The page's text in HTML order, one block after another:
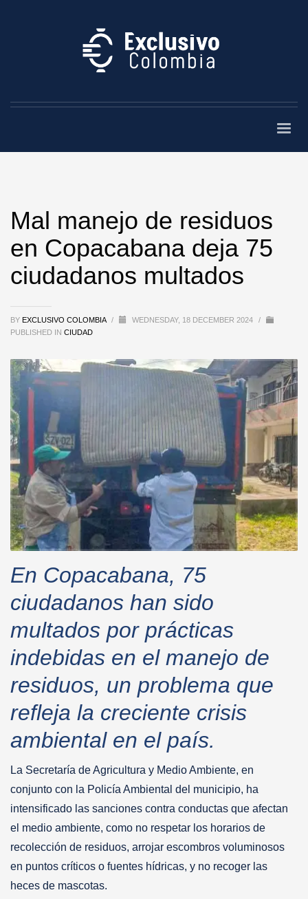
Mal manejo de residuos
en Copacabana deja 75
ciudadanos multados
BY EXCLUSIVO COLOMBIA / WEDNESDAY, 18 DECEMBER 2024
/
PUBLISHED IN CIUDAD
En Copacabana, 75
ciudadanos han sido
multados por prácticas
indebidas en el manejo de
residuos, un problema que
refleja la creciente crisis
ambiental en el país.
La Secretaría de Agricultura y Medio Ambiente, en
conjunto con la Policía Ambiental del municipio, ha
intensificado las sanciones contra conductas que afectan
el medio ambiente, como no respetar los horarios de
recolección de residuos, arrojar escombros voluminosos
en puntos críticos o fuentes hídricas, y no recoger las
heces de mascotas.